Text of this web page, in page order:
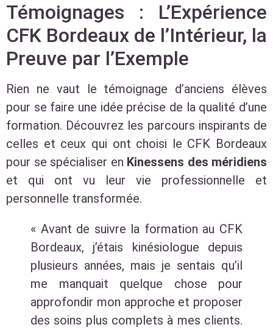
Témoignages : L’Expérience
CFK Bordeaux de l’Intérieur, la
Preuve par l’Exemple
Rien ne vaut le témoignage d’anciens élèves
pour se faire une idée précise de la qualité d’une
formation. Découvrez les parcours inspirants de
celles et ceux qui ont choisi le CFK Bordeaux
pour se spécialiser en Kinessens des méridiens
et qui ont vu leur vie professionnelle et
personnelle transformée.
« Avant de suivre la formation au CFK
Bordeaux, j’étais kinésiologue depuis
plusieurs années, mais je sentais qu’il
me manquait quelque chose pour
approfondir mon approche et proposer
des soins plus complets à mes clients.